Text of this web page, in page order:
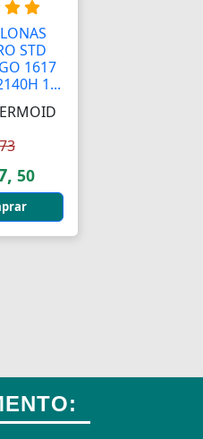
STD
1617
1...
50